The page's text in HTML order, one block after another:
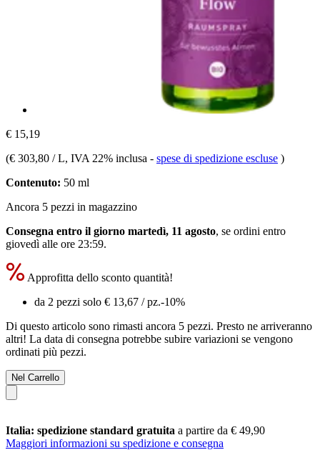
€ 15,19
(€ 303,80 / L, IVA 22% inclusa - spese di spedizione escluse )
Contenuto: 50 ml
Ancora 5 pezzi in magazzino
Consegna entro il giorno martedì, 11 agosto, se ordini entro
giovedì alle ore 23:59.
Approfitta dello sconto quantità!
da 2 pezzi solo € 13,67 / pz.-10%
Di questo articolo sono rimasti ancora 5 pezzi. Presto ne arriveranno
altri! La data di consegna potrebbe subire variazioni se vengono
ordinati più pezzi.
Nel Carrello
Italia: spedizione standard gratuita a partire da € 49,90
Maggiori informazioni su spedizione e consegna